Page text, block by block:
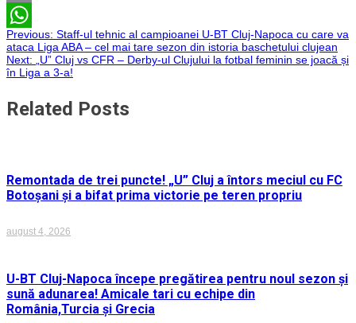
Email
WhatsApp
Navigare
în
articole
Previous: Staff-ul tehnic al campioanei U-BT Cluj-Napoca cu care va
ataca Liga ABA – cel mai tare sezon din istoria baschetului clujean
Next:
„U” Cluj vs CFR – Derby-ul Clujului la fotbal feminin se joacă și
în Liga a 3-a!
Related Posts
Remontada de trei puncte! „U” Cluj a întors meciul cu FC
Botoșani și a bifat prima victorie pe teren propriu
august 4, 2026
U-BT Cluj-Napoca începe pregătirea pentru noul sezon și
sună adunarea! Amicale tari cu echipe din
România,Turcia și Grecia